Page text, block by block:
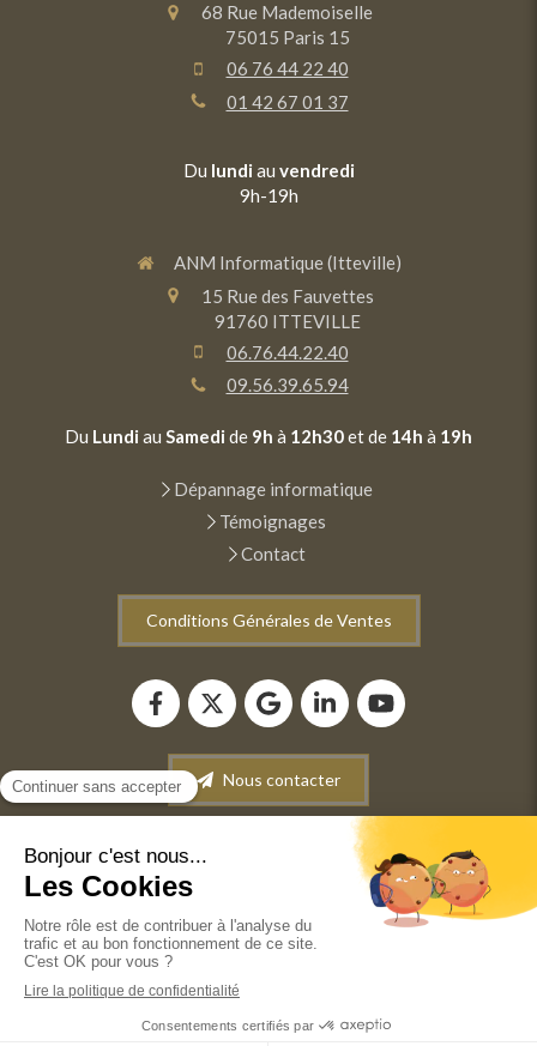
68 Rue Mademoiselle
75015 Paris 15
06 76 44 22 40
01 42 67 01 37
Du lundi au vendredi
9h-19h
ANM Informatique (Itteville)
15 Rue des Fauvettes
91760 ITTEVILLE
06.76.44.22.40
09.56.39.65.94
Du Lundi au Samedi de 9h à 12h30et de 14h à 19h
Dépannage informatique
Témoignages
Contact
Conditions Générales de Ventes
Nous contacter
Conditions générales de vente
©2022 ANM INFORMATIQUE - Dépannage-Maintenance
informatique. Vente de matériel informatique.
Récupération de données.